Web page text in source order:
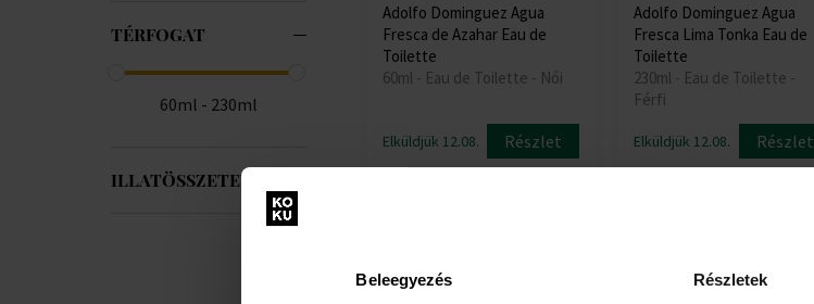
Beleegyezés Részletek
TÉRFOGAT
60ml - 230ml
ILLATÖSSZETEVŐ
Adolfo Dominguez Agua
Fresca de Azahar Eau de
Toilette
60ml - Eau de Toilette - Női
Elküldjük 12.08. Részlet
Adolfo Dominguez Agua
Fresca Lima Tonka Eau de
Toilette
230ml - Eau de Toilette -
Férfi
Elküldjük 12.08. Részlet